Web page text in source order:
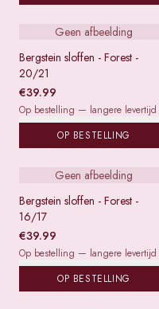
Geen afbeelding
Bergstein sloffen - Forest -
20/21
€39.99
Op bestelling — langere levertijd
OP BESTELLING
Geen afbeelding
Bergstein sloffen - Forest -
16/17
€39.99
Op bestelling — langere levertijd
OP BESTELLING